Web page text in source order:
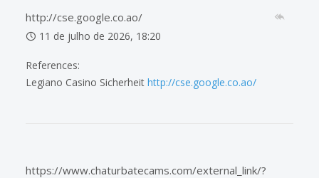
http://cse.google.co.ao/
11 de julho de 2026, 18:20
References:
Legiano Casino Sicherheit http://cse.google.co.ao/
https://www.chaturbatecams.com/external_link/?